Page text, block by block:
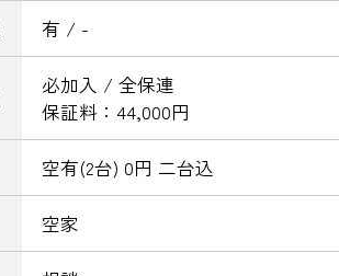
有 / -
必加入 / 全保連
保証料：44,000円
空有(2台) 0円 二台込
空家